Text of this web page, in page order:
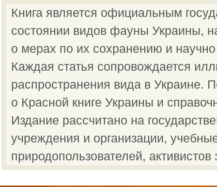
Книга является официальным
состоянии видов фауны Украины,
о мерах по их сохранению и
Каждая статья сопровождается
распространения вида в
о Красной книге Украины и
Издание рассчитано на
учреждения и организации,
природопользователей,